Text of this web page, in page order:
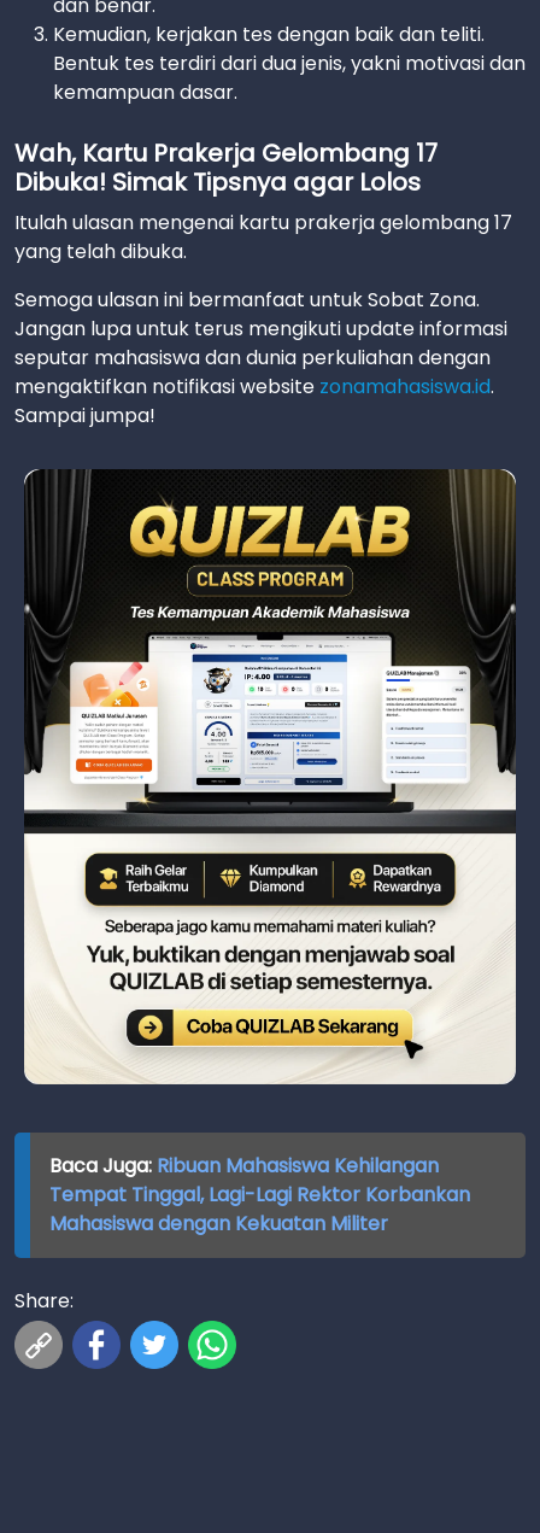
dan benar.
Kemudian, kerjakan tes dengan baik dan teliti.
Bentuk tes terdiri dari dua jenis, yakni motivasi dan
kemampuan dasar.
Wah, Kartu Prakerja Gelombang 17
Dibuka! Simak Tipsnya agar Lolos
Itulah ulasan mengenai kartu prakerja gelombang 17
yang telah dibuka.
Semoga ulasan ini bermanfaat untuk Sobat Zona.
Jangan lupa untuk terus mengikuti update informasi
seputar mahasiswa dan dunia perkuliahan dengan
mengaktifkan notifikasi website zonamahasiswa.id.
Sampai jumpa!
Baca Juga: Ribuan Mahasiswa Kehilangan
Tempat Tinggal, Lagi-Lagi Rektor Korbankan
Mahasiswa dengan Kekuatan Militer
Share: